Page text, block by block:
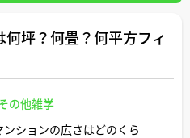
坪？何畳？何平方フィ
の他雑学
ションの広さはどのくら